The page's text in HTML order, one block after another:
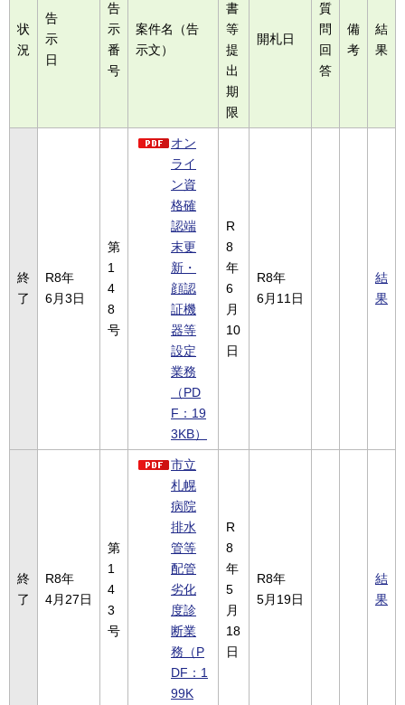
状
況
告
示
日
告
示
番
号
案件名（告
示文）
書
等
提
出
期
限
開札日
質
問
回
答
備
考
結
果
終
了
R8年
6月3日
第
1
4
8
号
オン
ライ
ン資
格確
認端
末更
新・
顔認
証機
器等
設定
業務
（PD
F：19
3KB）
R
8
年
6
月
10
日
R8年
6月11日
結
果
終
了
R8年
4月27日
第
1
4
3
号
市立
札幌
病院
排水
管等
配管
劣化
度診
断業
務（P
DF：1
99K
R
8
年
5
月
18
日
R8年
5月19日
結
果